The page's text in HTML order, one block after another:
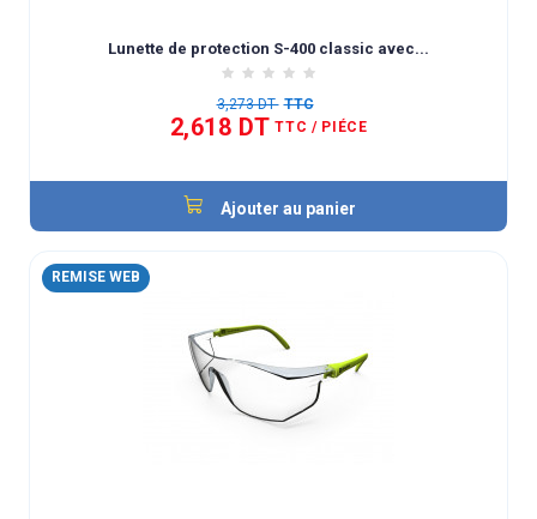
Lunette de protection S-400 classic avec...
3,273 DT TTC
2,618 DT TTC / PIÉCE
Ajouter au panier
REMISE WEB